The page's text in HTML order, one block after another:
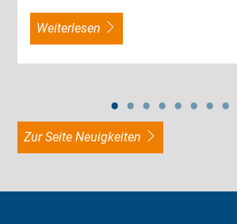
weiterlesen
zur Seite Neuigkeiten